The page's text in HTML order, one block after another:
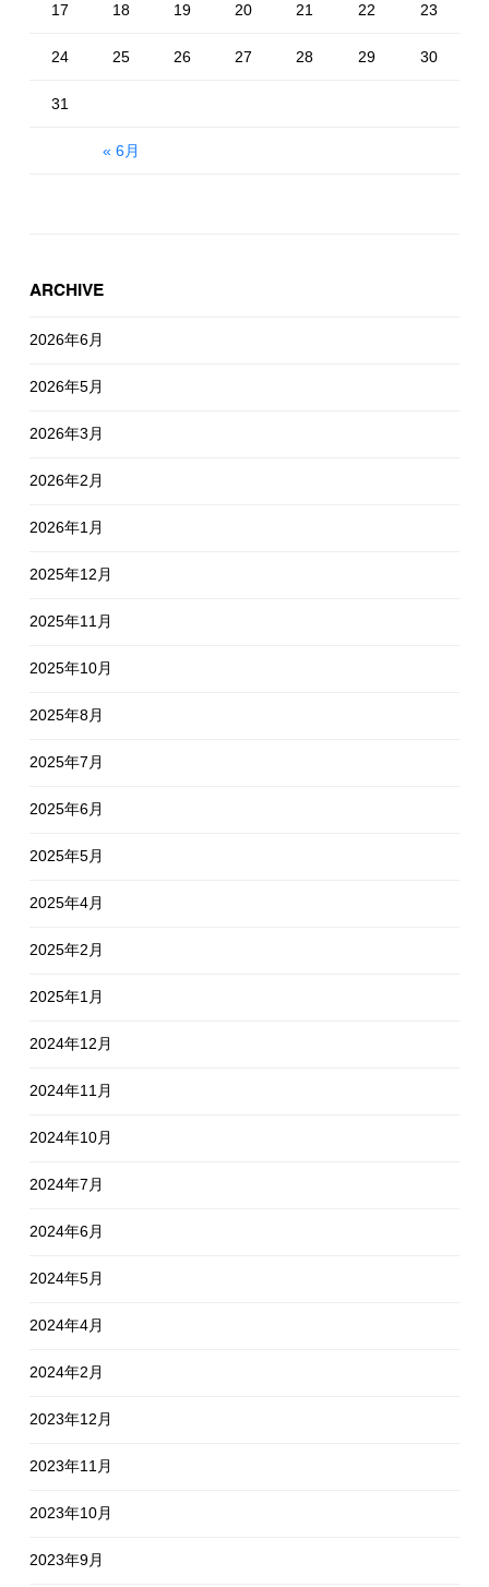
« 6月
17 18 19 20 21 22 23
24 25 26 27 28 29 30
31
ARCHIVE
2026年6月
2026年5月
2026年3月
2026年2月
2026年1月
2025年12月
2025年11月
2025年10月
2025年8月
2025年7月
2025年6月
2025年5月
2025年4月
2025年2月
2025年1月
2024年12月
2024年11月
2024年10月
2024年7月
2024年6月
2024年5月
2024年4月
2024年2月
2023年12月
2023年11月
2023年10月
2023年9月